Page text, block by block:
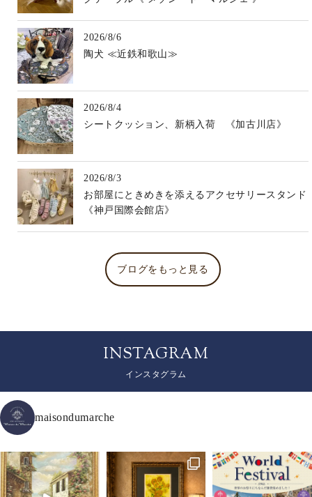
2026/8/6
陶犬 ≪近鉄和歌山≫
2026/8/4
シートクッション、新柄入荷 《加古川店》
2026/8/3
お部屋にときめきを添えるアクセサリースタンド
《神戸国際会館店》
ブログをもっと見る
INSTAGRAM
インスタグラム
maisondumarche